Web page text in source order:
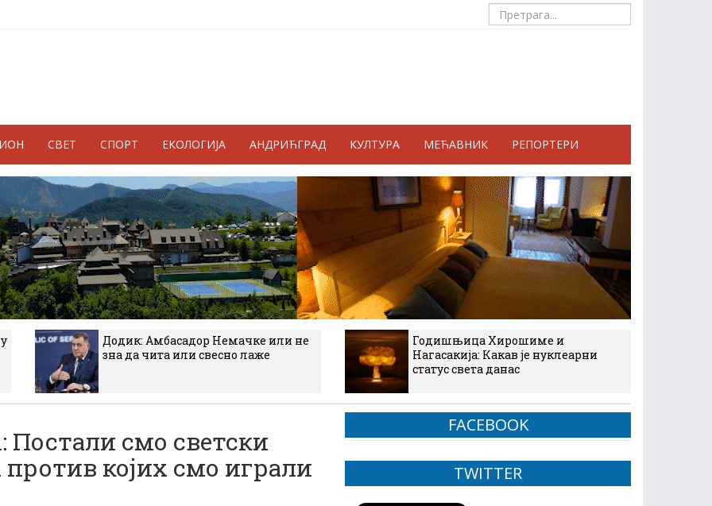
СВЕТ СПОРТ ЕКОЛОГИЈА АНДРИЋГРАД КУЛТУРА МЕЋАВНИК РЕПОРТЕРИ
Додик: Амбасадор Немачке или не
зна да чита или свесно лаже
Годишњица Хирошиме и
Нагасакија: Какав је нуклеарни
статус света данас
смо светски
којих смо играли
FACEBOOK
TWITTER